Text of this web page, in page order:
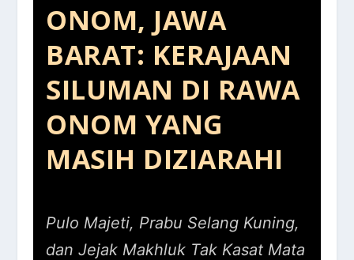
ONOM, JAWA
BARAT: KERAJAAN
SILUMAN DI RAWA
ONOM YANG
MASIH DIZIARAHI
Pulo Majeti, Prabu Selang Kuning,
dan Jejak Makhluk Tak Kasat Mata